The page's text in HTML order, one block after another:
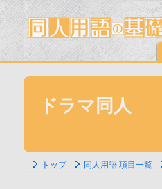
ドラマ同人
トップ 同人用語 項目一覧